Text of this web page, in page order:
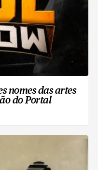
nomes das artes
do Portal